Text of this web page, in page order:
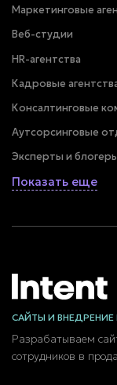
Маркетинговые
Веб-студии
HR-агентства
Кадровые
Консалтинговые
Аутсорсинговые
Эксперты и
Показать еще
САЙТЫ И
Разрабатываем
сотрудников в